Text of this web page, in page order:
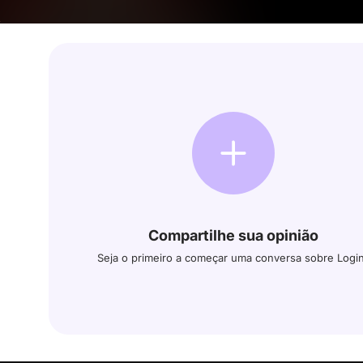
Compartilhe sua opinião
Seja o primeiro a começar uma conversa sobre